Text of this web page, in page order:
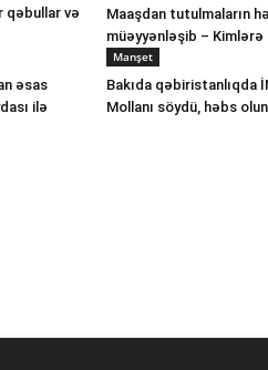
qəbullar və
Maaşdan tutulmaların
müəyyənləşib – Kimlərə
əsas
ilə
Manşet
Bakıda qəbiristanlıqda
Mollanı söydü, həbs